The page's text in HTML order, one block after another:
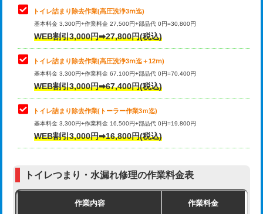
トイレ詰まり除去作業(高圧洗浄3ⅿ迄)
基本料金 3,300円+作業料金 27,500円+部品代 0円=30,800円
WEB割引3,000円➡27,800円(税込)
トイレ詰まり除去作業(高圧洗浄3ⅿ迄＋12ⅿ)
基本料金 3,300円+作業料金 67,100円+部品代 0円=70,400円
WEB割引3,000円➡67,400円(税込)
トイレ詰まり除去作業(トーラー作業3ｍ迄)
基本料金 3,300円+作業料金 16,500円+部品代 0円=19,800円
WEB割引3,000円➡16,800円(税込)
トイレつまり・水漏れ修理の作業料金表
作業内容 作業料金